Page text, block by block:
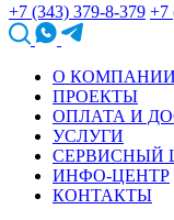
+7 (343) 379-8-379 +7
О КОМПАНИИ
ПРОЕКТЫ
ОПЛАТА И
УСЛУГИ
СЕРВИСНЫЙ
ИНФО-ЦЕНТР
КОНТАКТЫ